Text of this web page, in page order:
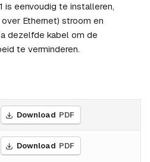
is eenvoudig te installeren,
Ethernet) stroom en
dezelfde kabel om de
te verminderen.
Download PDF
Download PDF